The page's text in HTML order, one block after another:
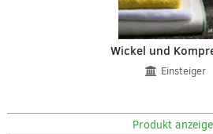
Wickel und
Einsteiger
Produkt